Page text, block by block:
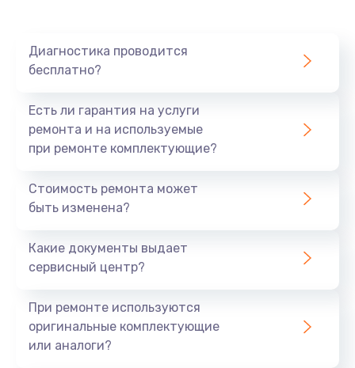
Диагностика проводится
бесплатно?
Есть ли гарантия на услуги
ремонта и на используемые
при ремонте комплектующие?
Стоимость ремонта может
быть изменена?
Какие документы выдает
сервисный центр?
При ремонте используются
оригинальные комплектующие
или аналоги?